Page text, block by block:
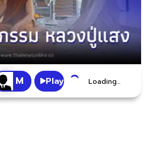
Play Loading...